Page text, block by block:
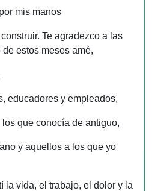
mis manos
Te agradezco a las
estos meses amé,
educadores y empleados,
que conocía de antiguo,
y aquellos a los que yo
la vida, el trabajo, el dolor y la